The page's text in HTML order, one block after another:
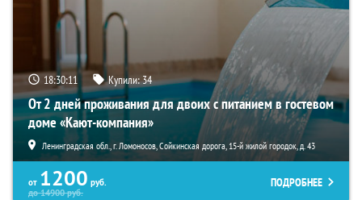
18:30:09 Купили:34
От 2 дней проживания для двоих с питанием в гостевом
доме «Кают-компания»
Ленинградская обл., г. Ломоносов, Сойкинская дорога, 15-й жилой городок, д. 43
от 1200 руб.
до14900руб.
ПОДРОБНЕЕ